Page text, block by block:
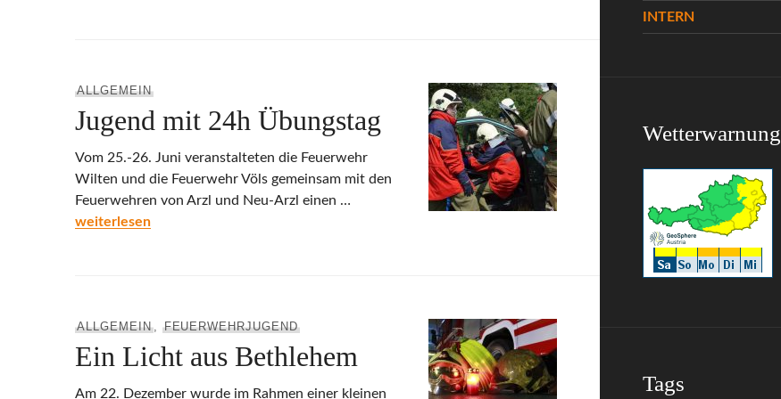
ALLGEMEIN
Jugend mit 24h Übungstag
Vom 25.-26. Juni veranstalteten die Feuerwehr
Wilten und die Feuerwehr Völs gemeinsam mit den
Feuerwehren von Arzl und Neu-Arzl einen …
Jugend mit 24h Übungstag
weiterlesen
ALLGEMEIN, FEUERWEHRJUGEND
Ein Licht aus Bethlehem
Am 22. Dezember wurde im Rahmen einer kleinen
INTERN
Wetterwarnung
Tags